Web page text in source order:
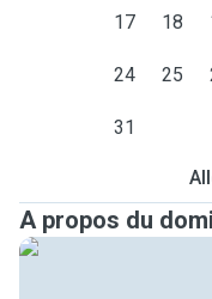
17 18
24 25
31
A propos du